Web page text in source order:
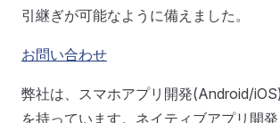
引継ぎが可能なように備えました。
お問い合わせ
弊社は、スマホアプリ開発(Android/
を持っています。ネイティブアプリ開